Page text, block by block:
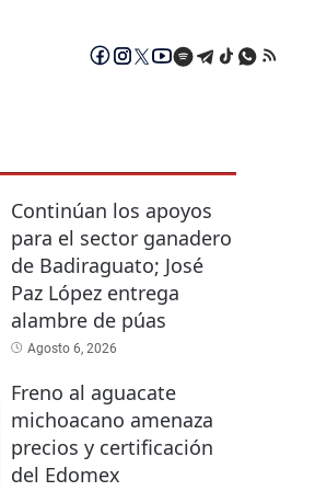
Continúan los apoyos
para el sector ganadero
de Badiraguato; José
Paz López entrega
alambre de púas
Agosto 6, 2026
Freno al aguacate
michoacano amenaza
precios y certificación
del Edomex